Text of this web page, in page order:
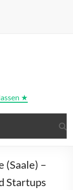
★
(Saale) –
Startups